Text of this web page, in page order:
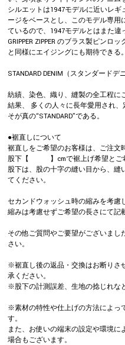
シルエットは1947モデルに近いレ
ージをベースとし、このモデル専用
ているので、1947モデルとはまた
GRIPPER ZIPPER のブラス製ピンロ
と同様にエイジングにも期待できる。
STANDARD DENIM（スタンダードデ
紡績、染色、織り、縫製の全工程に
結果、 多くの人々に長年愛用され
そが真の“STANDARD”である。
●裾直しについて
裾直しをご希望のお客様は、ご注文
股下【 】cmで裾上げ希望とご希
股下は、股の十字の縫い目から、縫
てください。
セカンドウォッシュ時の縮みを考
縮みは考慮せずご希望の長さにて記
その他ご質問やご要望がございま
さい。
※裾直し後の返品・交換はお断りさ
承ください。
※股下の計測誤差、生地の捻じれな
※素材の特性や仕上げの方法によっ
す。
また、お使いの端末の設定や環境
場合もございます。